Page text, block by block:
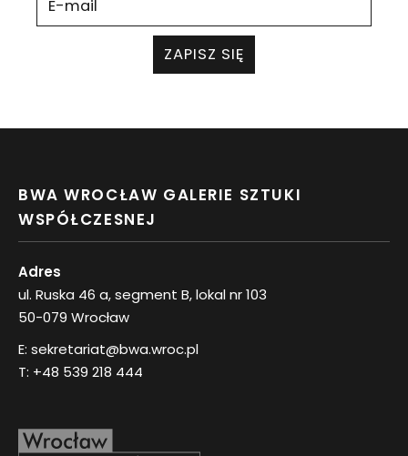
ZAPISZ SIĘ
BWA WROCŁAW GALERIE SZTUKI
WSPÓŁCZESNEJ
Adres
ul. Ruska 46 a, segment B, lokal nr 103
50-079 Wrocław
E: sekretariat@bwa.wroc.pl
T: +48 539 218 444